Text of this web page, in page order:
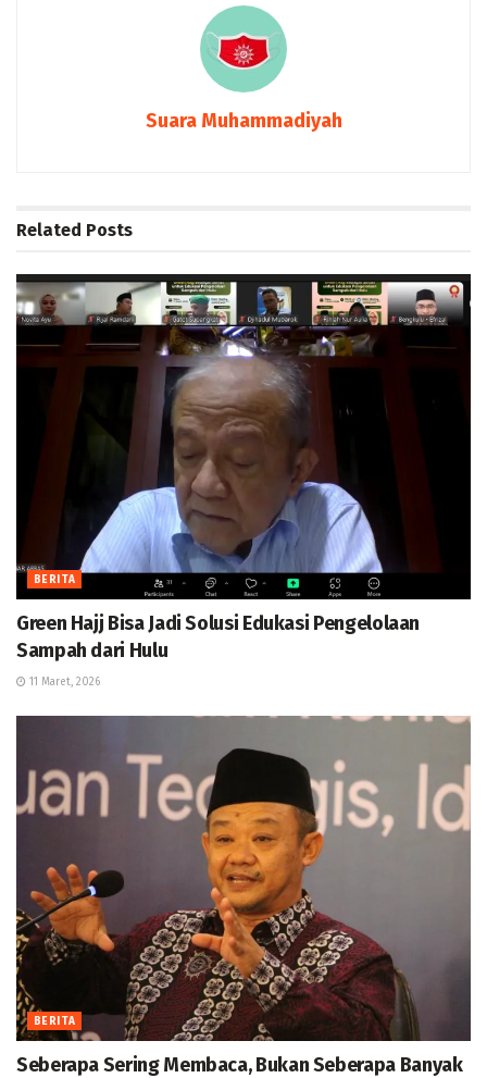
Suara Muhammadiyah
Related Posts
BERITA
Green Hajj Bisa Jadi Solusi Edukasi Pengelolaan
Sampah dari Hulu
11 Maret, 2026
BERITA
Seberapa Sering Membaca, Bukan Seberapa Banyak